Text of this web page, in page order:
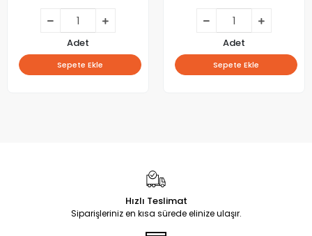
Adet
Sepete Ekle
Adet
Sepete Ekle
Hızlı Teslimat
Siparişleriniz en kısa sürede elinize ulaşır.